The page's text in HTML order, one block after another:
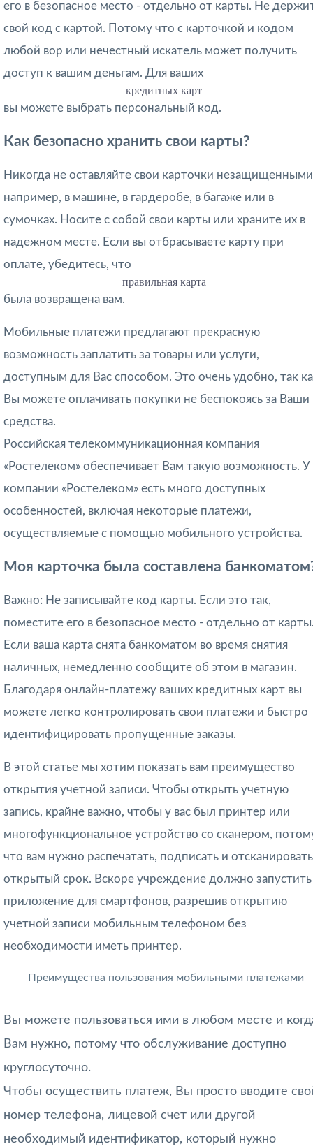
его в безопасное место - отдельно от карты. Не
свой код с картой. Потому что с карточкой и кодом
любой вор или нечестный искатель может получить
доступ к вашим деньгам. Для ваших
кредитных карт
вы можете выбрать персональный код.
Как безопасно хранить свои карты?
Никогда не оставляйте свои карточки
например, в машине, в гардеробе, в багаже ​​или в
сумочках. Носите с собой свои карты или храните их в
надежном месте. Если вы отбрасываете карту при
оплате, убедитесь, что
правильная карта
была возвращена вам.
Мобильные платежи предлагают прекрасную
возможность заплатить за товары или услуги,
доступным для Вас способом. Это очень удобно, так
Вы можете оплачивать покупки не беспокоясь за Ваши
средства.
Российская телекоммуникационная компания
«Ростелеком» обеспечивает Вам такую возможность. У
компании «Ростелеком» есть много доступных
особенностей, включая некоторые платежи,
осуществляемые с помощью мобильного устройства.
Моя карточка была составлена
Важно: Не записывайте код карты. Если это так,
поместите его в безопасное место - отдельно от
Если ваша карта снята банкоматом во время снятия
наличных, немедленно сообщите об этом в магазин.
Благодаря онлайн-платежу ваших кредитных карт вы
можете легко контролировать свои платежи и быстро
идентифицировать пропущенные заказы.
В этой статье мы хотим показать вам преимущество
открытия учетной записи. Чтобы открыть учетную
запись, крайне важно, чтобы у вас был принтер или
многофункциональное устройство со сканером,
что вам нужно распечатать, подписать и отсканировать
открытый срок. Вскоре учреждение должно запустить
приложение для смартфонов, разрешив открытию
учетной записи мобильным телефоном без
необходимости иметь принтер.
Преимущества пользования мобильными платежами
Вы можете пользоваться ими в любом месте и
Вам нужно, потому что обслуживание доступно
круглосуточно.
Чтобы осуществить платеж, Вы просто вводите
номер телефона, лицевой счет или другой
необходимый идентификатор, который нужно